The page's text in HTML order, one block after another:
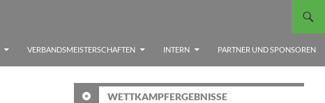
VERBANDSMEISTERSCHAFTEN INTERN PARTNER UND SPONSOREN
WETTKAMPFERGEBNISSE